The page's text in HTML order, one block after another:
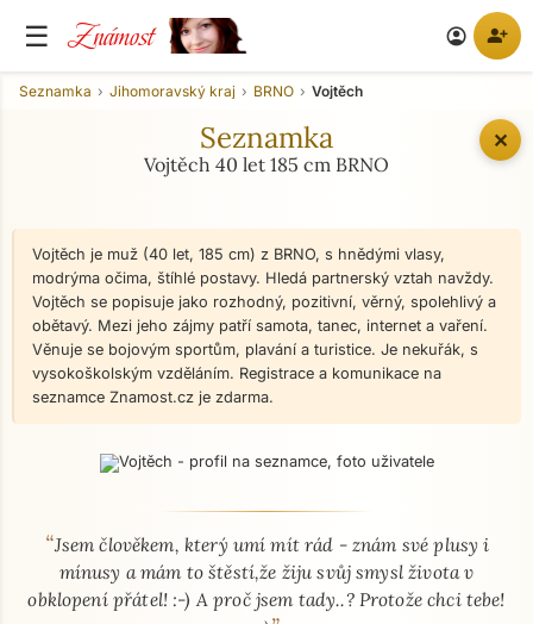
☰ Známost account_circle person_add
✕
Seznamka Jihomoravský kraj BRNO Vojtěch
Seznamka
Vojtěch 40 let 185 cm BRNO
Vojtěch je muž (40 let, 185 cm) z BRNO, s hnědými vlasy,
modrýma očima, štíhlé postavy. Hledá partnerský vztah navždy.
Vojtěch se popisuje jako rozhodný, pozitivní, věrný, spolehlivý a
obětavý. Mezi jeho zájmy patří samota, tanec, internet a vaření.
Věnuje se bojovým sportům, plavání a turistice. Je nekuřák, s
vysokoškolským vzděláním. Registrace a komunikace na
seznamce Znamost.cz je zdarma.
O mně - seznamka profil
“Jsem člověkem, který umí mít rád - znám své plusy i
mínusy a mám to štěstí,že žiju svůj smysl života v
obklopení přátel! :-) A proč jsem tady..? Protože chci tebe!